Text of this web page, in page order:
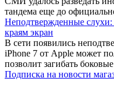
тандема еще до
Неподтвержденные
краям экран
В сети появились
iPhone 7 от Apple может
позволит загибать
Подписка на новости